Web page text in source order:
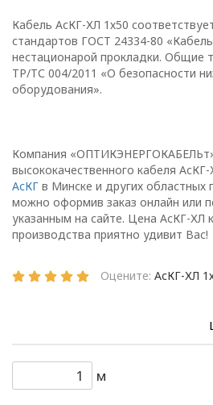
Кабель АсКГ-ХЛ 1х50
стандартов ГОСТ 24334-80
нестационарой прокладки. Общие
ТР/ТС 004/2011 «О безопасности
оборудования».
Компания
высококачественного кабеля АсКГ-
АсКГ в Минске и других областных
можно оформив заказ онлайн или
указанным на сайте. Цена АсКГ-ХЛ
производства приятно удивит Вас!
Оцените: АсКГ-ХЛ
м
(далее –
определяет
цели, принципы,
условия обработки
персональных
которые
в
ООО
1.2. Политика в
данных
Республики
область защиты
персональных